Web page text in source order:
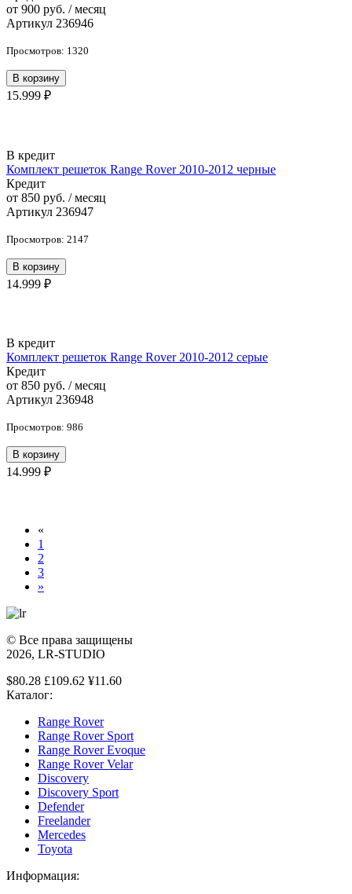
от 900 руб. / месяц
Артикул 236946
Просмотров: 1320
В корзину
15.999 ₽
В кредит
Комплект решеток Range Rover 2010-2012 черные
Кредит
от 850 руб. / месяц
Артикул 236947
Просмотров: 2147
В корзину
14.999 ₽
В кредит
Комплект решеток Range Rover 2010-2012 серые
Кредит
от 850 руб. / месяц
Артикул 236948
Просмотров: 986
В корзину
14.999 ₽
«
1
2
3
»
© Все права защищены
2026, LR-STUDIO
$80.28 £109.62 ¥11.60
Каталог:
Range Rover
Range Rover Sport
Range Rover Evoque
Range Rover Velar
Discovery
Discovery Sport
Defender
Freelander
Mercedes
Toyota
Информация: